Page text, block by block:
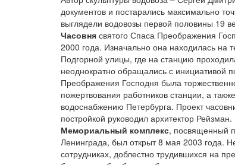
документов и постарались максимально
выглядели водовозы первой половины 19
Часовня святого Спаса Преображения
2000 года. Изначально она находилась на
Подгорной улицы, где на станцию
неоднократно обращались с инициативой
Преображения Господня была
пожертвования работников станции, а
водоснабжению Петербурга. Проект
постройкой руководил архитектор Рейзман.
Мемориальный комплекс, посвященный
Ленинграда, был открыт 8 мая 2003 года.
сотрудниках, доблестно трудившихся на